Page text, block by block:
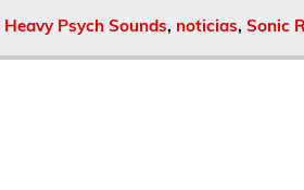
Heavy Psych Sounds, noticias, Sonic